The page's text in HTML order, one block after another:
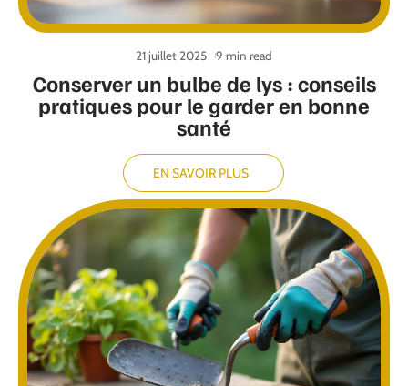
Conserver un bulbe de lys : conseils
pratiques pour le garder en bonne
santé
21 juillet 2025 9 min read
EN SAVOIR PLUS